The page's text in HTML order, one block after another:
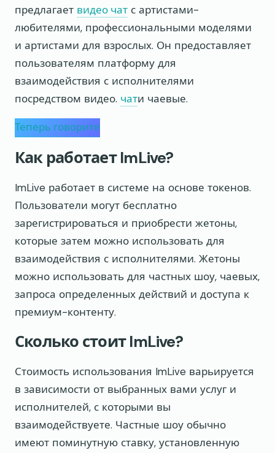
предлагает видео чат с артистами-
любителями, профессиональными моделями
и артистами для взрослых. Он предоставляет
пользователям платформу для
взаимодействия с исполнителями
посредством видео. чати чаевые.
Теперь говорите
Как работает ImLive?
ImLive работает в системе на основе токенов.
Пользователи могут бесплатно
зарегистрироваться и приобрести жетоны,
которые затем можно использовать для
взаимодействия с исполнителями. Жетоны
можно использовать для частных шоу, чаевых,
запроса определенных действий и доступа к
премиум-контенту.
Сколько стоит ImLive?
Стоимость использования ImLive варьируется
в зависимости от выбранных вами услуг и
исполнителей, с которыми вы
взаимодействуете. Частные шоу обычно
имеют поминутную ставку, установленную